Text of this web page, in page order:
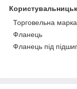
Торговельна марка
Фланець
Фланець під